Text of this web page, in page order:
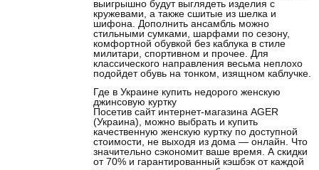
выигрышно будут выглядеть изделия с
кружевами, а также сшитые из шелка и
шифона. Дополнить ансамбль можно
стильными сумками, шарфами по сезону,
комфортной обувкой без каблука в стиле
милитари, спортивном и прочее. Для
классического направления весьма неплохо
подойдет обувь на тонком, изящном каблучке.
Где в Украине купить недорого женскую
джинсовую куртку
Посетив сайт интернет-магазина AGER
(Украина), можно выбрать и купить
качественную женскую куртку по доступной
стоимости, не выходя из дома — онлайн. Что
значительно сэкономит ваше время. А скидки
от 70% и гарантированный кэшбэк от каждой